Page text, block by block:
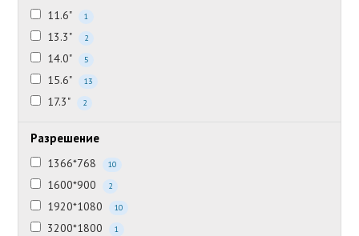
11.6" 1
13.3" 2
14.0" 5
15.6" 13
17.3" 2
Разрешение
1366*768 10
1600*900 2
1920*1080 10
3200*1800 1